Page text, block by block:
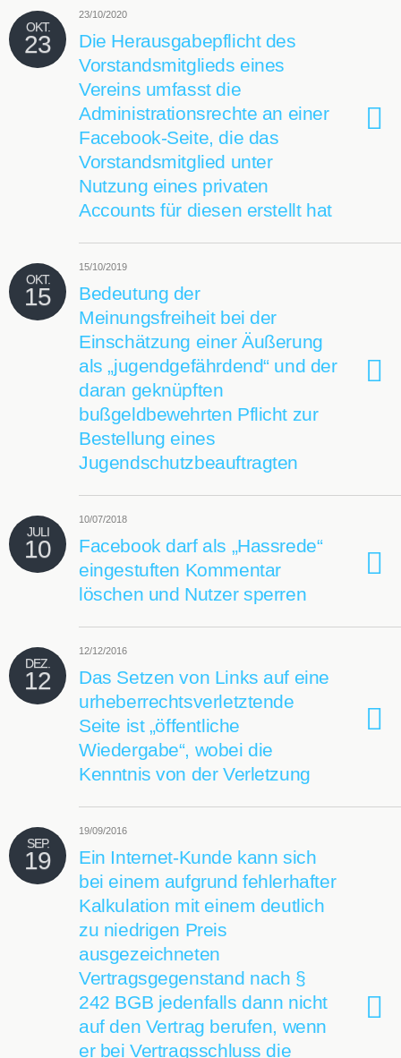
OKT.
23
23/10/2020
Die Herausgabepflicht des
Vorstandsmitglieds eines
Vereins umfasst die
Administrationsrechte an einer
Facebook-Seite, die das
Vorstandsmitglied unter
Nutzung eines privaten
Accounts für diesen erstellt hat
OKT.
15
15/10/2019
Bedeutung der
Meinungsfreiheit bei der
Einschätzung einer Äußerung
als „jugendgefährdend“ und der
daran geknüpften
bußgeldbewehrten Pflicht zur
Bestellung eines
Jugendschutzbeauftragten
JULI
10
10/07/2018
Facebook darf als „Hassrede“
eingestuften Kommentar
löschen und Nutzer sperren
DEZ.
12
12/12/2016
Das Setzen von Links auf eine
urheberrechtsverletztende
Seite ist „öffentliche
Wiedergabe“, wobei die
Kenntnis von der Verletzung
SEP.
19
19/09/2016
Ein Internet-Kunde kann sich
bei einem aufgrund fehlerhafter
Kalkulation mit einem deutlich
zu niedrigen Preis
ausgezeichneten
Vertragsgegenstand nach §
242 BGB jedenfalls dann nicht
auf den Vertrag berufen, wenn
er bei Vertragsschluss die